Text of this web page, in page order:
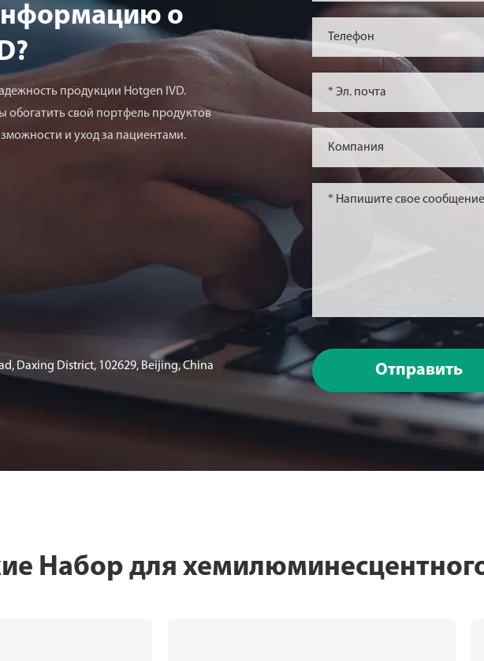
о
продукции Hotgen IVD.
обогатить свой портфель продуктов
и уход за пациентами.
Daxing District, 102629, Beijing, China Отправить
Набор для